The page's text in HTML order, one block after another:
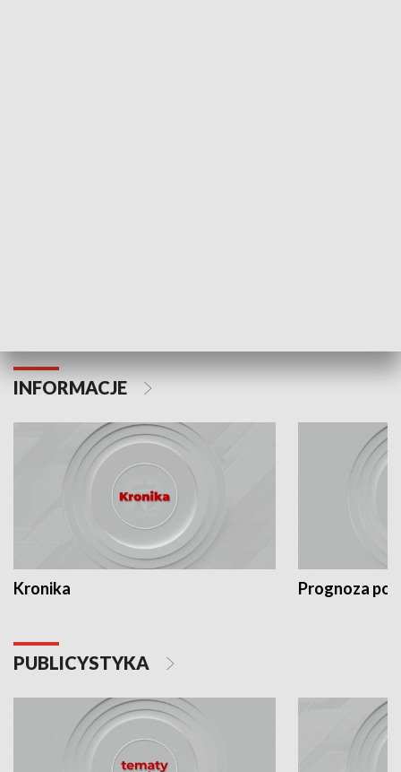
INFORMACJE
Kronika Prognoza
PUBLICYSTYKA